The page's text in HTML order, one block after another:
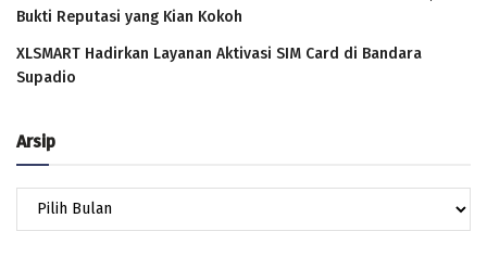
Bukti Reputasi yang Kian Kokoh
XLSMART Hadirkan Layanan Aktivasi SIM Card di Bandara
Supadio
Arsip
Arsip